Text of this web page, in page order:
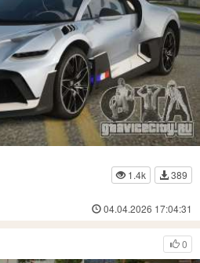
1.4k
389
04.04.2026 17:04:31
0